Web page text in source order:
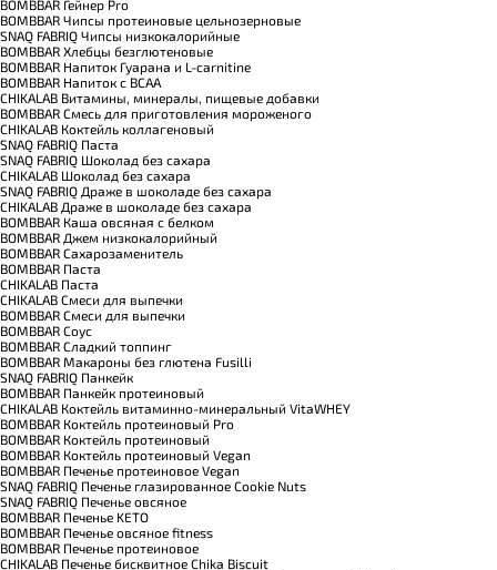
BOMBBAR Гейнер Pro
BOMBBAR Чипсы протеиновые цельнозерновые
SNAQ FABRIQ Чипсы низкокалорийные
BOMBBAR Хлебцы безглютеновые
BOMBBAR Напиток Гуарана и L-carnitine
BOMBBAR Напиток с BCAA
CHIKALAB Витамины, минералы, пищевые добавки
BOMBBAR Смесь для приготовления мороженого
CHIKALAB Коктейль коллагеновый
SNAQ FABRIQ Паста
SNAQ FABRIQ Шоколад без сахара
CHIKALAB Шоколад без сахара
SNAQ FABRIQ Драже в шоколаде без сахара
CHIKALAB Драже в шоколаде без сахара
BOMBBAR Каша овсяная с белком
BOMBBAR Джем низкокалорийный
BOMBBAR Сахарозаменитель
BOMBBAR Паста
CHIKALAB Паста
CHIKALAB Смеси для выпечки
BOMBBAR Смеси для выпечки
BOMBBAR Соус
BOMBBAR Сладкий топпинг
BOMBBAR Макароны без глютена Fusilli
SNAQ FABRIQ Панкейк
BOMBBAR Панкейк протеиновый
CHIKALAB Коктейль витаминно-минеральный VitaWHEY
BOMBBAR Коктейль протеиновый Pro
BOMBBAR Коктейль протеиновый
BOMBBAR Коктейль протеиновый Vegan
BOMBBAR Печенье протеиновое Vegan
SNAQ FABRIQ Печенье глазированное Cookie Nuts
SNAQ FABRIQ Печенье овсяное
BOMBBAR Печенье KETO
BOMBBAR Печенье овсяное fitness
BOMBBAR Печенье протеиновое
CHIKALAB Печенье бисквитное Chika Biscuit